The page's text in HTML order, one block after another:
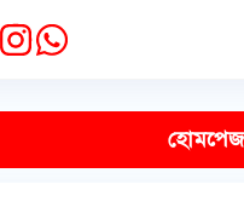
হোমপেজ